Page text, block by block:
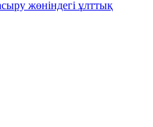
жөніндегі ұлттық